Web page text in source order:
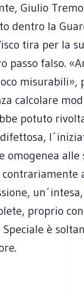
Giulio
dentro la
tira per la
passo falso.
misurabili»,
calcolare
potuto
omogenea alle
proprio
è